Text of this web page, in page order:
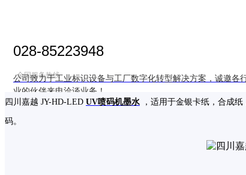
028-85223948
全国服务热线
公司致力于工业标识设备与工厂数字化转型解决方案，诚邀各
业的伙伴来电洽谈业务！
四川嘉越 JY-HD-LED UV喷码机墨水，适用于金银卡纸，合成纸
码。